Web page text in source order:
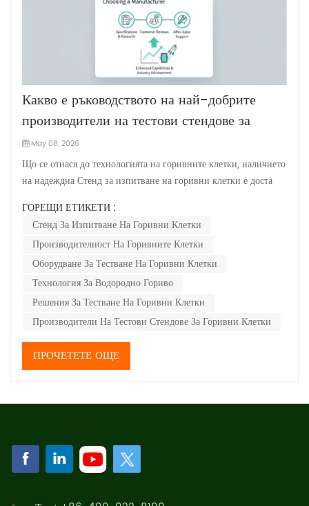
Какво е ръководството на най-добрите
производители на тестови стендове за
горивни клетки в Китай?
May 08, 2026
Що се отнася до технологията на горивните клетки, наличието
на надеждна Стенд за изпитване на горивни клетки е доста
значение за проверка на това колко добре горивни клетки
производителност и колко издръжливи са всъщност. Ако
вашата компания о...
ГОРЕЩИ ЕТИКЕТИ :
Стенд За Изпитване На Горивни Клетки
Производителност На Горивните Клетки
Оборудване За Тестване На Горивни Клетки
Технология За Водородно Гориво
Решения За Тестване На Горивни Клетки
Производители На Тестови Стендове За Горивни Клетки
ПРОЧЕТЕТЕ ОЩЕ